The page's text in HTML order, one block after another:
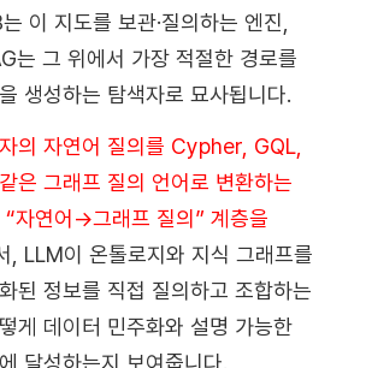
이 지도를 보관·질의하는 엔진,
는 그 위에서 가장 적절한 경로를
생성하는 탐색자로 묘사됩니다.
의 자연어 질의를 Cypher, GQL,
은 그래프 질의 언어로 변환하는
자연어→그래프 질의” 계층을
, LLM이 온톨로지와 지식 그래프를
된 정보를 직접 질의하고 조합하는
게 데이터 민주화와 설명 가능한
달성하는지 보여줍니다.